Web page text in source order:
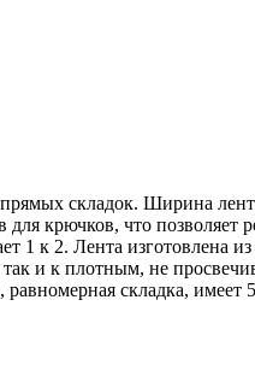
складок. Ширина
крючков, что
к 2. Лента изготовлена
и к плотным, не
складка,